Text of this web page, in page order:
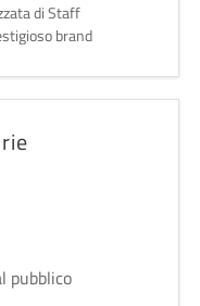
di Staff
brand
il
ricerca un/a
categorie
del
pubblico